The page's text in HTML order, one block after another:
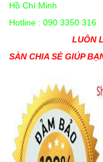
Hồ Chí Minh
Hotline : 090 3350 316
LUÔN
SÀN CHIA SẺ GIÚP